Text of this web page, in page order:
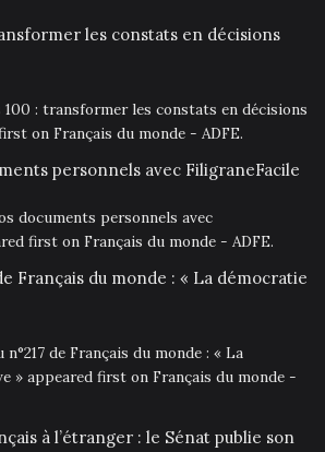
les constats en décisions
100 : transformer les constats en décisions
on Français du monde - ADFE.
personnels avec FiligraneFacile
documents personnels avec
first on Français du monde - ADFE.
Français du monde : « La démocratie
de Français du monde : « La
» appeared first on Français du monde -
à l’étranger : le Sénat publie son